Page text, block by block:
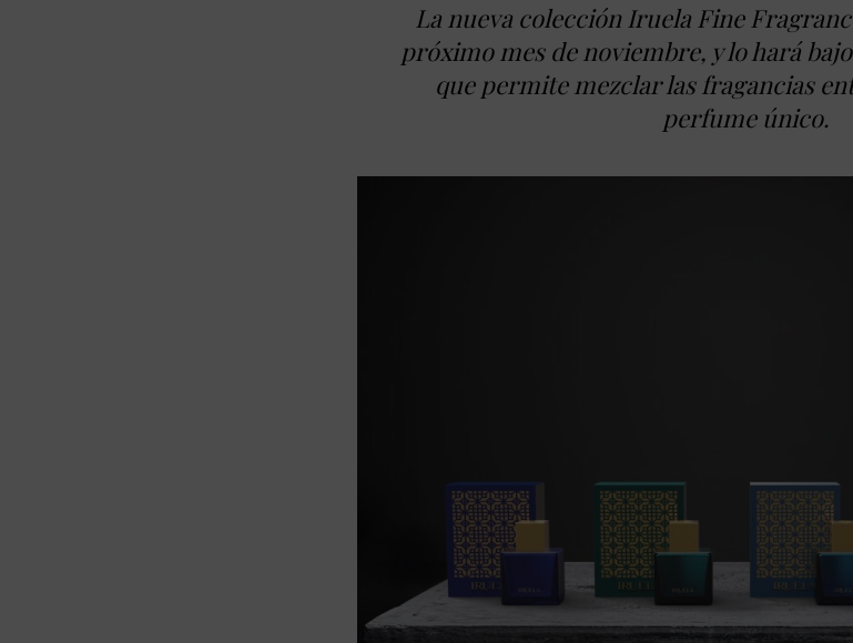
La nueva colección Iruela Fine
próximo mes de noviembre, y lo hará
que permite mezclar las fragancias
perfume único.